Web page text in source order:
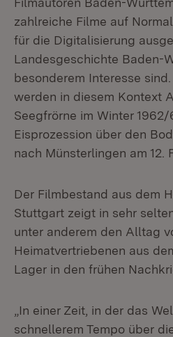
zahlreiche Filme auf
für die Digitalisierung
Landesgeschichte Baden-
besonderem Interesse
werden in diesem Kontext
Seegfrörne im Winter
Eisprozession über den
nach Münsterlingen am 12.
Der Filmbestand aus dem
Stuttgart zeigt in sehr
unter anderem den Alltag
Heimatvertriebenen aus
Lager in den frühen
„In einer Zeit, in der das
schnellerem Tempo über